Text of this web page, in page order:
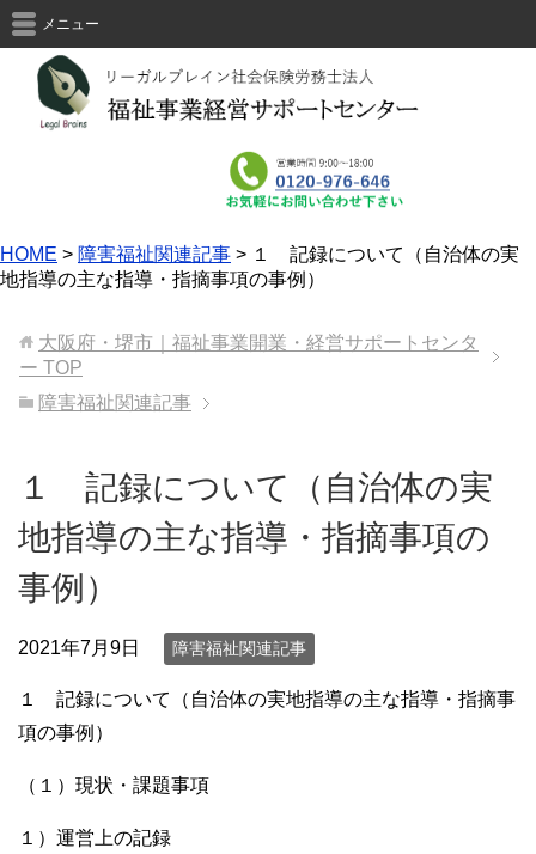
メニュー
HOME > 障害福祉関連記事 > １ 記録について（自治体の実
地指導の主な指導・指摘事項の事例）
大阪府・堺市｜福祉事業開業・経営サポートセンタ
ー TOP
障害福祉関連記事
１ 記録について（自治体の実
地指導の主な指導・指摘事項の
事例）
2021年7月9日 障害福祉関連記事
１ 記録について（自治体の実地指導の主な指導・指摘事
項の事例）
（１）現状・課題事項
１）運営上の記録